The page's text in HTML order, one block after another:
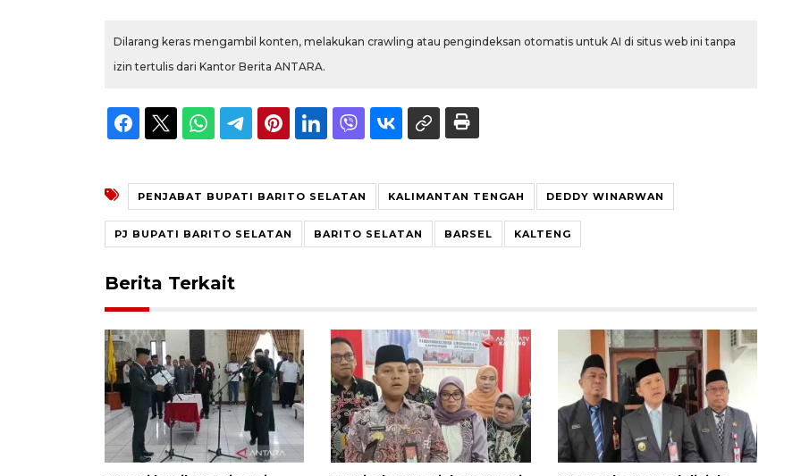
Dilarang keras mengambil konten, melakukan crawling atau pengindeksan otomatis untuk AI di situs web ini tanpa
izin tertulis dari Kantor Berita ANTARA.
PENJABAT BUPATI BARITO SELATAN KALIMANTAN TENGAH DEDDY WINARWAN
PJ BUPATI BARITO SELATAN BARITO SELATAN BARSEL KALTENG
Berita Terkait